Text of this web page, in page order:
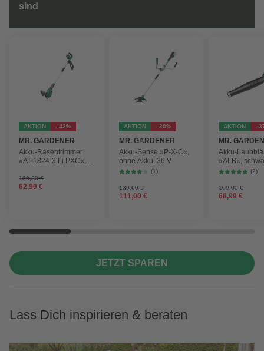
sind
AKTION - 42%
MR. GARDENER
Akku-Rasentrimmer
»AT 1824-3 Li PXC«,
109,00 €
62,99 €
AKTION - 20%
MR. GARDENER
Akku-Sense »P-X-C«,
ohne Akku, 36 V
(1)
139,00 €
111,00 €
AKTION -
MR.
Akku-
»ALB«,
max.
210 km/h
(2)
109,00 €
68,99 €
JETZT SPAREN
Lass Dich inspirieren & beraten